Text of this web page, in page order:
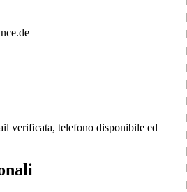
verificata, telefono disponibile ed